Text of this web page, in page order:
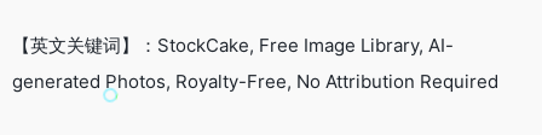
【英文关键词】：StockCake, Free Image Library, AI-
generated Photos, Royalty-Free, No Attribution Required